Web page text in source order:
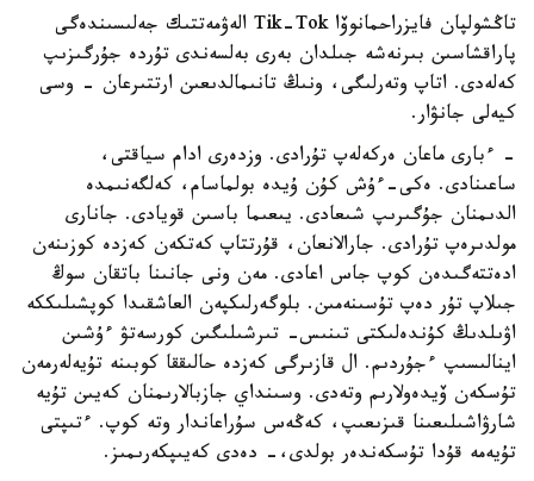
تاڭشولپان فايزراحمانوۆا Tik-Tok الەۋمەتتىك جەلىسىندەگى
پاراقشاسىن بىرنەشە جىلدان بەرى بەلسەندى تۇردە جۇرگىزىپ
كەلەدى. اتاپ وتەرلىگى، ونىڭ تانىمالدىعىن ارتتىرعان - وسى
كيەلى جانۋار.
- ءبارى ماعان ەركەلەپ تۇرادى. وزدەرى ادام سياقتى،
ساعىنادى. ەكى-ءۇش كۇن ۇيدە بولماسام، كەلگەنىمدە
الدىمنان جۇگىرىپ شىعادى. يىعىما باسىن قويادى. جانارى
مولدىرەپ تۇرادى. جارالانعان، قۇرتتاپ كەتكەن كەزدە كوزىنەن
ادەتتەگىدەن كوپ جاس اعادى. مەن ونى جانىنا باتقان سوڭ
جىلاپ تۇر دەپ تۇسىنەمىن. بلوگەرلىكپەن العاشقىدا كوپشىلىككە
اۋىلدىڭ كۇندەلىكتى تىنىس- تىرشىلىگىن كورسەتۋ ءۇشىن
اينالىسىپ ءجۇردىم. ال قازىرگى كەزدە حالىققا كوبىنە تۇيەلەرمەن
تۇسكەن ۆيدەولارىم وتەدى. وسىنداي جازبالارىمنان كەيىن تۇيە
شارۋاشىلىعىنا قىزىعىپ، كەڭەس سۇراعاندار وتە كوپ. ءتىپتى
تۇيەمە قۇدا تۇسكەندەر بولدى،- دەدى كەيىپكەرىمىز.